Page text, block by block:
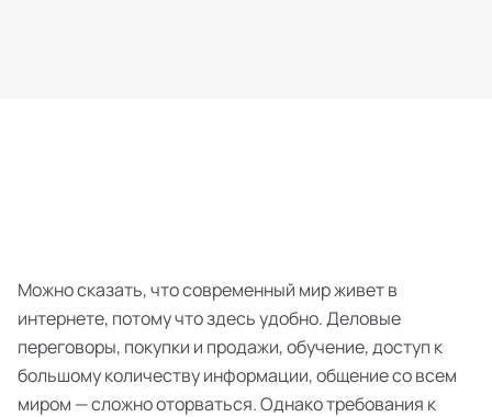
Можно сказать, что современный мир живет в
интернете, потому что здесь удобно. Деловые
переговоры, покупки и продажи, обучение, доступ к
большому количеству информации, общение со всем
миром — сложно оторваться. Однако требования к